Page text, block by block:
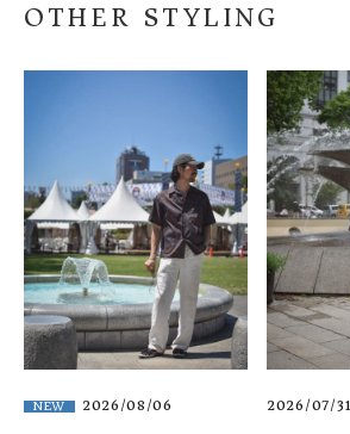
OTHER STYLING
NEW 2026/08/06 2026/07/31